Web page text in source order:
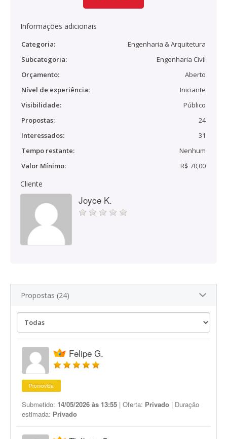
Informações adicionais
Categoria:
Engenharia & Arquitetura
Subcategoria:
Engenharia Civil
Orçamento:
Aberto
Nível de experiência:
Iniciante
Visibilidade:
Público
Propostas:
24
Interessados:
31
Tempo restante:
Nenhum
Valor Mínimo:
R$ 70,00
Cliente
Joyce K.
Propostas (24)
Felipe G.
Promovida
Submetido: 14/05/2026 às 13:55 | Oferta: Privado | Duração
estimada: Privado